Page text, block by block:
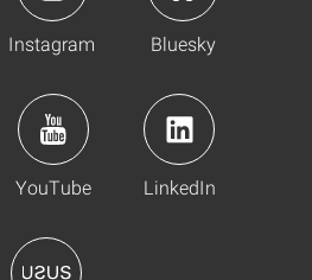
Instagram Bluesky
YouTube LinkedIn